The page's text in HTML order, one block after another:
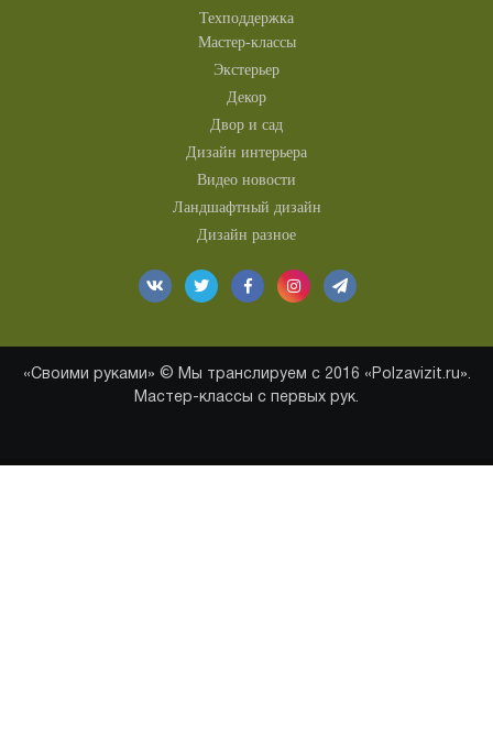
Техподдержка
Мастер-классы
Экстерьер
Декор
Двор и сад
Дизайн интерьера
Видео новости
Ландшафтный дизайн
Дизайн разное
«Своими руками» © Мы транслируем с 2016 «Polzavizit.ru».
Мастер-классы с первых рук.